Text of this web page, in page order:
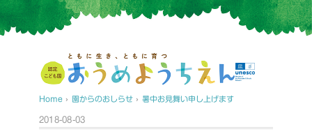
Home › 園からのおしらせ › 暑中お見舞い申し上げます
2018-08-03